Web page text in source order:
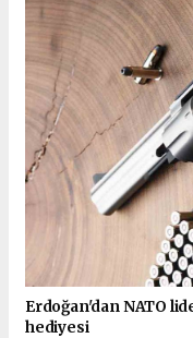
Erdoğan'dan NATO
hediyesi